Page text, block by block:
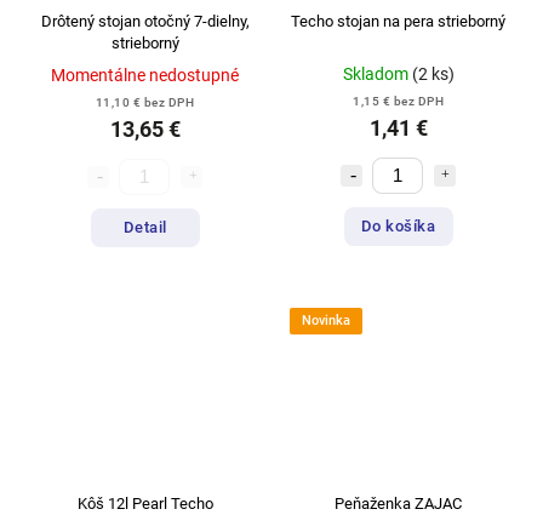
Drôtený stojan otočný 7-dielny,
strieborný
Momentálne nedostupné
11,10 € bez DPH
13,65 €
Detail
Techo stojan na pera strieborný
Skladom (2 ks)
1,15 € bez DPH
1,41 €
Do košíka
Kôš 12l Pearl Techo
Novinka
Peňaženka ZAJAC